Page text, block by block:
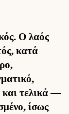
Ο λαός
κατά
και τελικά —
ίσως